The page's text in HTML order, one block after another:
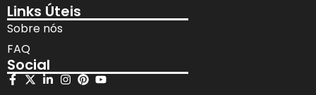
Links Úteis
Sobre nós
FAQ
Social